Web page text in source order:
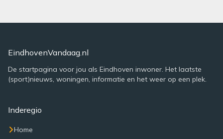
EindhovenVandaag.nl
De startpagina voor jou als Eindhoven inwoner. Het laatste
(sport)nieuws, woningen, informatie en het weer op een plek.
Inderegio
Home